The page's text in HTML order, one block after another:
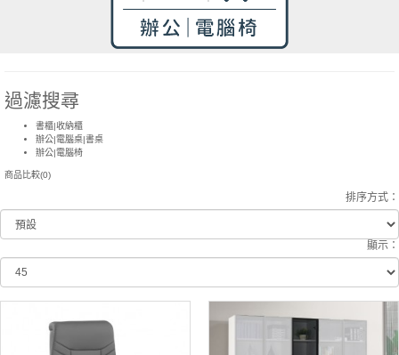
過濾搜尋
書櫃|收納櫃
辦公|電腦桌|書桌
辦公|電腦椅
商品比較(0)
排序方式：
顯示：